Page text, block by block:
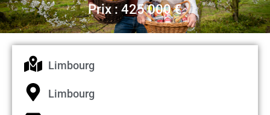
Prix : 425 000 €
Limbourg
Limbourg